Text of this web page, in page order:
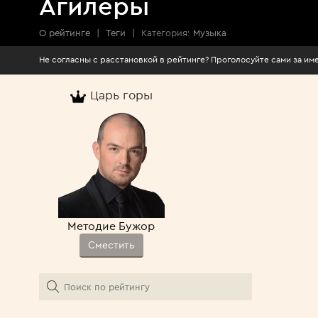
О рейтинге | Теги | Категория: Музыка
Не согласны с расстановкой в рейтинге?
Царь горы
Методие Бужор
Сместить